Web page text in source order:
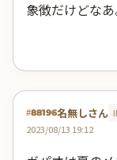
象徴だけどなあ
#88196名無しさん
2023/08/13 19:12